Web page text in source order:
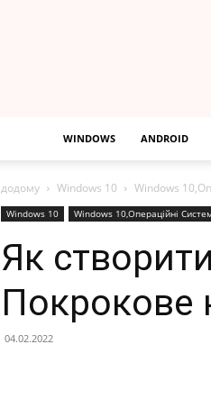
WINDOWS ANDROID
додому Windows 10 Windows
Windows 10 Windows 10,Операційні
Як
Покрокове
04.02.2022